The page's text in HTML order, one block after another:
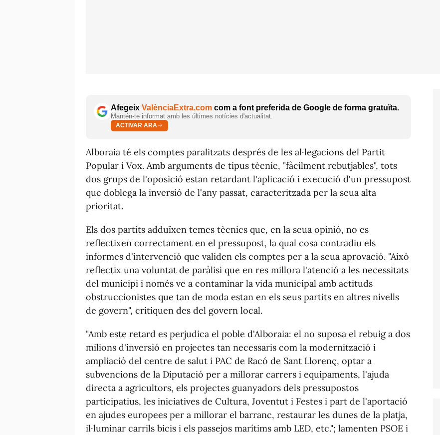
Afegeix ValènciaExtra.com com a font preferida de Google de forma gratuïta.
Mantén-te informat amb les últimes notícies d'actualitat.
ACTIVAR ARA
Alboraia té els comptes paralitzats després de les al·legacions del Partit
Popular i Vox. Amb arguments de tipus tècnic, "fàcilment rebutjables", tots
dos grups de l'oposició estan retardant l'aplicació i execució d'un pressupost
que doblega la inversió de l'any passat, caracteritzada per la seua alta
prioritat.
Els dos partits adduïxen temes tècnics que, en la seua opinió, no es
reflectixen correctament en el pressupost, la qual cosa contradiu els
informes d'intervenció que validen els comptes per a la seua aprovació. "Això
reflectix una voluntat de paràlisi que en res millora l'atenció a les necessitats
del municipi i només ve a contaminar la vida municipal amb actituds
obstruccionistes que tan de moda estan en els seus partits en altres nivells
de govern", critiquen des del govern local.
"Amb este retard es perjudica el poble d'Alboraia: el no suposa el rebuig a dos
milions d'inversió en projectes tan necessaris com la modernització i
ampliació del centre de salut i PAC de Racó de Sant Llorenç, optar a
subvencions de la Diputació per a millorar carrers i equipaments, l'ajuda
directa a agricultors, els projectes guanyadors dels pressupostos
participatius, les iniciatives de Cultura, Joventut i Festes i part de l'aportació
en ajudes europees per a millorar el barranc, restaurar les dunes de la platja,
il·luminar carrils bicis i els passejos marítims amb LED, etc."; lamenten PSOE i